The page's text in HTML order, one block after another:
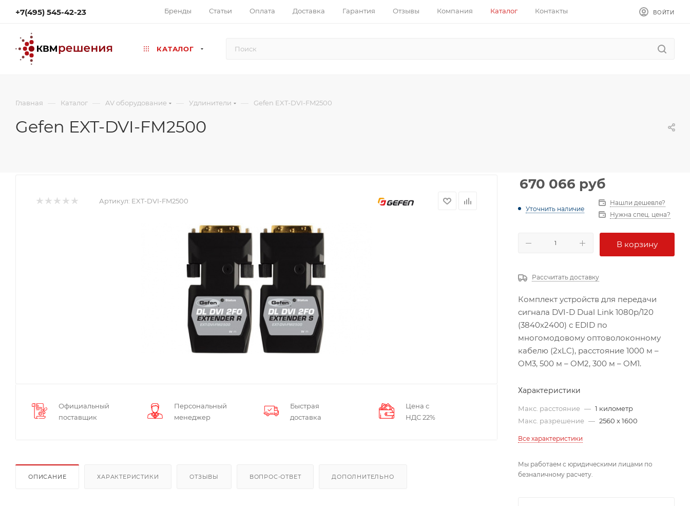
+7(495) 545-42-23 Бренды Статьи Оплата Доставка Гарантия Отзывы Компания Каталог Контакты ВОЙТИ
КАТАЛОГ
Главная — Каталог — AV оборудование — Удлинители — Gefen EXT-DVI-FM2500
Gefen EXT-DVI-FM2500
Артикул: EXT-DVI-FM2500
Официальный
поставщик
Персональный
менеджер
Быстрая
доставка
Цена с
НДС 22%
ОПИСАНИЕ ХАРАКТЕРИСТИКИ ОТЗЫВЫ ВОПРОС-ОТВЕТ ДОПОЛНИТЕЛЬНО
670 066 руб
Уточнить наличие
Нашли дешевле?
Нужна спец. цена?
В корзину
Рассчитать доставку
Комплект устройств для передачи
сигнала DVI-D Dual Link 1080p/120
(3840x2400) с EDID по
многомодовому оптоволоконному
кабелю (2хLC), расстояние 1000 м –
OM3, 500 м – OM2, 300 м – OM1.
Характеристики
Макс. расстояние — 1 километр
Макс. разрешение — 2560 x 1600
Все характеристики
Мы работаем с юридическими лицами по
безналичному расчету.